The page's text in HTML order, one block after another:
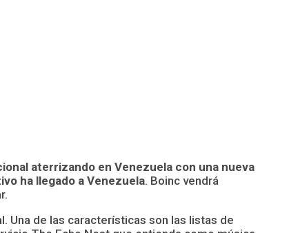
aterrizando en Venezuela con una nueva
ha llegado a Venezuela. Boinc vendrá
Una de las características son las listas de